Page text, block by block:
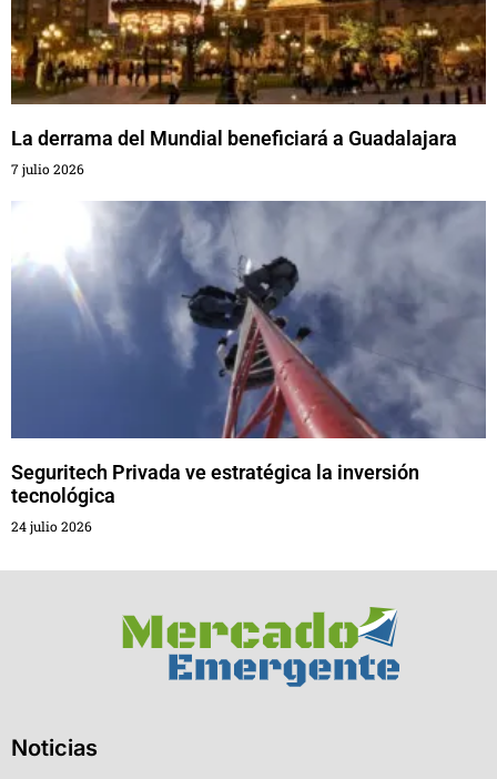
La derrama del Mundial beneficiará a Guadalajara
7 julio 2026
Seguritech Privada ve estratégica la inversión
tecnológica
24 julio 2026
Noticias